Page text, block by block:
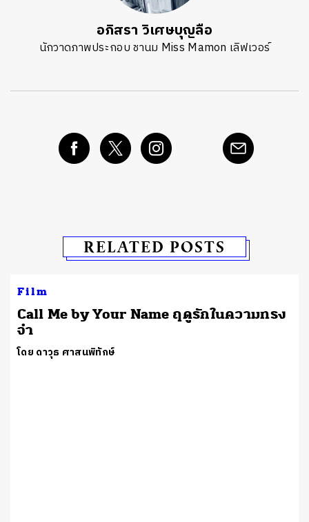
อภิสรา วิเศษบุญลือ
นักวาดภาพประกอบ ชานม Miss Mamon เลิฟเวอร์
RELATED POSTS
Film
Call Me by Your Name ฤดูรักในความทรง
จำ
โดย ดาวุธ ศาสนพิทักษ์